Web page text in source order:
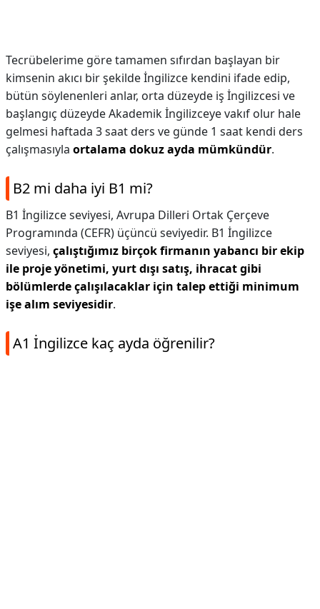
Tecrübelerime göre tamamen sıfırdan başlayan bir
kimsenin akıcı bir şekilde İngilizce kendini ifade edip,
bütün söylenenleri anlar, orta düzeyde iş İngilizcesi ve
başlangıç düzeyde Akademik İngilizceye vakıf olur hale
gelmesi haftada 3 saat ders ve günde 1 saat kendi ders
çalışmasıyla ortalama dokuz ayda mümkündür.
B2 mi daha iyi B1 mi?
B1 İngilizce seviyesi, Avrupa Dilleri Ortak Çerçeve
Programında (CEFR) üçüncü seviyedir. B1 İngilizce
seviyesi, çalıştığımız birçok firmanın yabancı bir ekip
ile proje yönetimi, yurt dışı satış, ihracat gibi
bölümlerde çalışılacaklar için talep ettiği minimum
işe alım seviyesidir.
A1 İngilizce kaç ayda öğrenilir?